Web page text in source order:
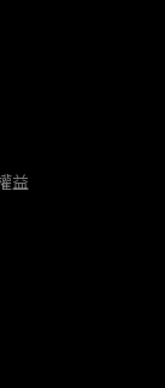
益